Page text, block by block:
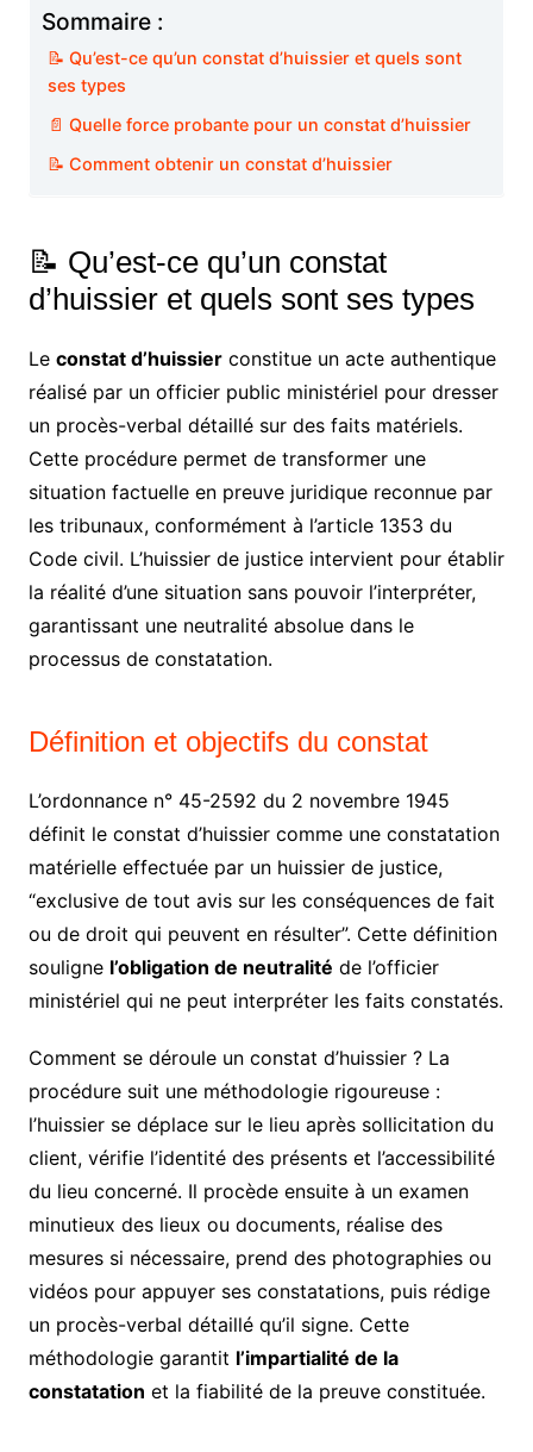
Sommaire :
📝 Qu’est-ce qu’un constat d’huissier et quels sont
ses types
📄 Quelle force probante pour un constat d’huissier
📝 Comment obtenir un constat d’huissier
📝 Qu’est-ce qu’un constat
d’huissier et quels sont ses types
Le constat d’huissierconstitue un acte authentique
réalisé par un officier public ministériel pour dresser
un procès-verbal détaillé sur des faits matériels.
Cette procédure permet de transformer une
situation factuelle en preuve juridique reconnue par
les tribunaux, conformément à l’article 1353 du
Code civil. L’huissier de justice intervient pour établir
la réalité d’une situation sans pouvoir l’interpréter,
garantissant une neutralité absolue dans le
processus de constatation.
Définition et objectifs du constat
L’ordonnance n° 45-2592 du 2 novembre 1945
définit le constat d’huissier comme une constatation
matérielle effectuée par un huissier de justice,
“exclusive de tout avis sur les conséquences de fait
ou de droit qui peuvent en résulter”. Cette définition
souligne l’obligation de neutralité de l’officier
ministériel qui ne peut interpréter les faits constatés.
Comment se déroule un constat d’huissier ? La
procédure suit une méthodologie rigoureuse :
l’huissier se déplace sur le lieu après sollicitation du
client, vérifie l’identité des présents et l’accessibilité
du lieu concerné. Il procède ensuite à un examen
minutieux des lieux ou documents, réalise des
mesures si nécessaire, prend des photographies ou
vidéos pour appuyer ses constatations, puis rédige
un procès-verbal détaillé qu’il signe. Cette
méthodologie garantit l’impartialité de la
constatation et la fiabilité de la preuve constituée.